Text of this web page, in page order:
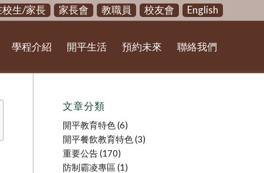
校生/家長 家長會 教職員 校友會 English
學程介紹 開平生活 預約未來 聯絡我們
文章分類
開平教育特色(6)
開平餐飲教育特色(3)
重要公告(170)
防制霸凌專區 (1)